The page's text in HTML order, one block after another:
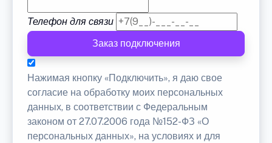
Телефон для связи
Заказ подключения
Нажимая кнопку «Подключить», я даю свое
согласие на обработку моих персональных
данных, в соответствии с Федеральным
законом от 27.07.2006 года №152-ФЗ «О
персональных данных», на условиях и для